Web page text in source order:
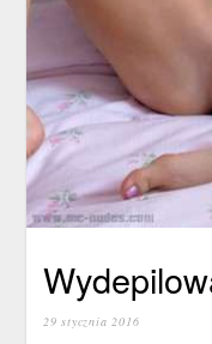
29 stycznia 2016